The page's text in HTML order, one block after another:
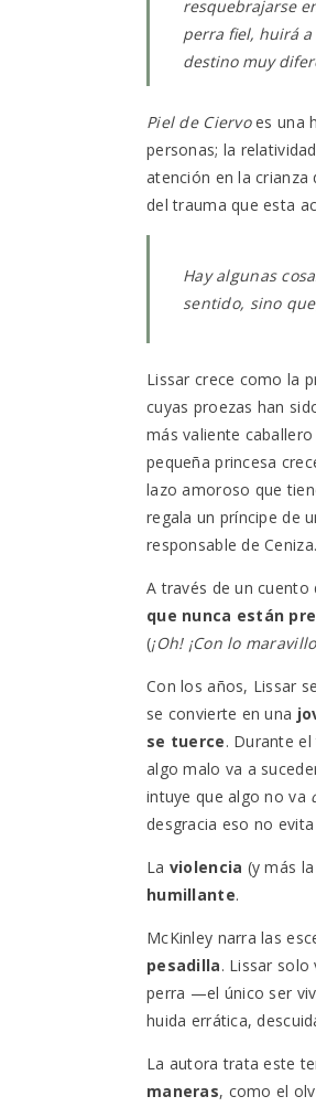
resquebrajarse
perra fiel, huirá
destino muy
Piel de Ciervoes una
personas; la
atención en la
del trauma que esta
Hay algunas
sentido, sino
Lissar crece como la
cuyas proezas han
más valiente
pequeña princesa
lazo amoroso que
regala un príncipe de
responsable de Ceniza.
A través de un cuento
que nunca están
(¡Oh! ¡Con lo
Con los años, Lissar
se convierte en una
se tuerce. Durante
algo malo va a
intuye que algo no va
desgracia eso no evita
La violencia (y más
humillante.
McKinley narra las
pesadilla. Lissar solo
perra —el único ser
huida errática,
La autora trata este
maneras, como el